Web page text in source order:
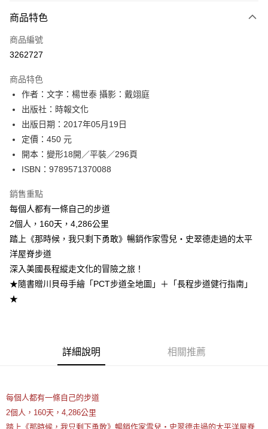
信用卡一次付款
ATM付款
運送方式
付款後全家取貨
每筆NT$60，滿NT$499(含以上)免運費
付款後7-11取貨
每筆NT$60，滿NT$499(含以上)免運費
宅配
每筆NT$100，滿NT$499(含以上)免運費
商品特色
商品編號
3262727
商品特色
作者：文字：楊世泰 攝影：戴翊庭
出版社：時報文化
出版日期：2017年05月19日
定價：450 元
開本：變形18開／平裝／296頁
ISBN：9789571370088
銷售重點
每個人都有一條自己的步道
2個人，160天，4,286公里
踏上《那時候，我只剩下勇敢》暢銷作家雪兒・史翠德走過的太平
洋屋脊步道
深入美國長程縱走文化的冒險之旅！
★隨書贈川貝母手繪「PCT步道全地圖」＋「長程步道健行指南」
★
詳細說明 相關推薦
每個人都有一條自己的步道
2個人，160天，4,286公里
踏上《那時候，我只剩下勇敢》暢銷作家雪兒・史翠德走過的太平洋屋脊